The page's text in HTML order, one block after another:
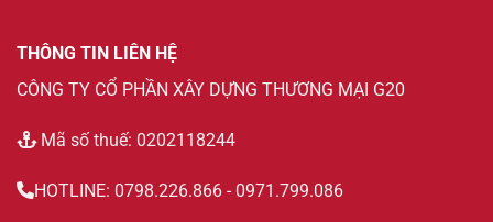
THÔNG TIN LIÊN HỆ
CÔNG TY CỔ PHẦN XÂY DỰNG THƯƠNG MẠI G20
Mã số thuế: 0202118244
HOTLINE: 0798.226.866 - 0971.799.086